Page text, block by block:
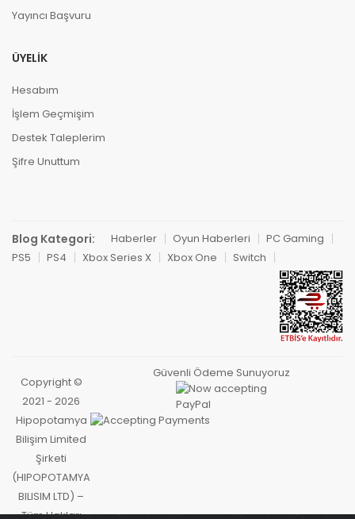
08-04-2026, 23:19 (3 ay önce)
HipoCard 500 TL adlı ürünü satın aldı
M **** Y ****29-03-2026, 15:46 (4 ay önce)
HipoCard 500 TL adlı ürünü satın aldı
hemen geldi
Yayıncı Başvuru
ÜYELIK
Hesabım
İşlem Geçmişim
Destek Taleplerim
Şifre Unuttum
Blog Kategori: Haberler Oyun Haberleri
PC Gaming
PS5
PS4 Xbox Series X Xbox One Switch
Copyright ©
2021 - 2026
Hipopotamya
Bilişim Limited
Şirketi
(HIPOPOTAMYA
BILISIM LTD) –
Tüm Hakları
Güvenli Ödeme Sunuyoruz